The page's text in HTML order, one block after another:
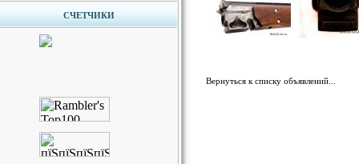
СЧЕТЧИКИ
Вернуться к списку объявлений...